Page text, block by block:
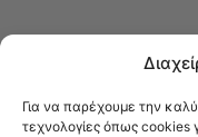
Για να παρέχουμε την
τεχνολογίες όπως cookies